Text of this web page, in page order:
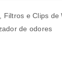
Filtros e Clips de
de odores